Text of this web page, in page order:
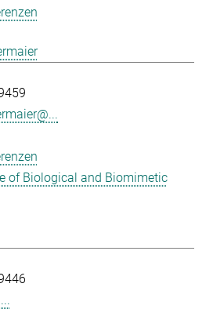
of Biological and Biomimetic